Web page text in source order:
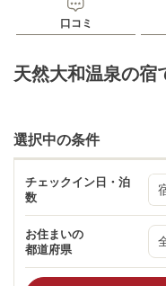
口コミ
天然大和温泉の宿
選択中の条件
チェックイン日・泊
数
お住まいの
都道府県